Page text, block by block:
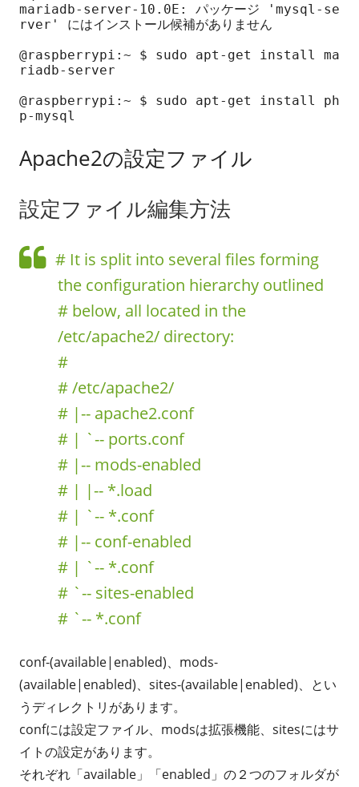
mariadb-server-10.0E: パッケージ 'mysql-se
rver' にはインストール候補がありません
@raspberrypi:~ $ sudo apt-get install ma
riadb-server
@raspberrypi:~ $ sudo apt-get install ph
p-mysql
Apache2の設定ファイル
設定ファイル編集方法
# It is split into several files forming
the configuration hierarchy outlined
# below, all located in the
/etc/apache2/ directory:
#
# /etc/apache2/
# |-- apache2.conf
# | `-- ports.conf
# |-- mods-enabled
# | |-- *.load
# | `-- *.conf
# |-- conf-enabled
# | `-- *.conf
# `-- sites-enabled
# `-- *.conf
conf-(available|enabled)、mods-
(available|enabled)、sites-(available|enabled)、とい
うディレクトリがあります。
confには設定ファイル、modsは拡張機能、sitesにはサ
イトの設定があります。
それぞれ「available」「enabled」の２つのフォルダが